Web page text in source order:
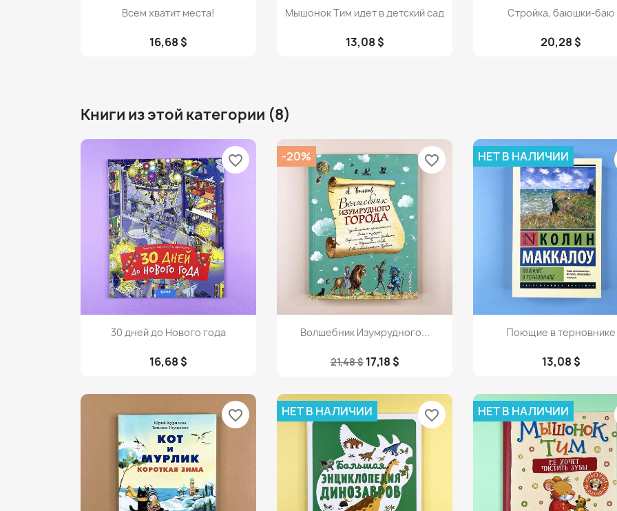
Просмотр
Всем хватит места!
16,68 $
Просмотр
Мышонок Тим идет в детский сад
13,08 $
Просмотр
Стройка, баюшки-баю
20,28 $
Книги из этой категории (8)
Просмотр
30 дней до Нового года
16,68 $
favorite_border
Просмотр
Волшебник Изумрудного...
21,48 $ 17,18 $
-20% favorite_border
Просмотр
Поющие в терновнике
13,08 $
НЕТ В НАЛИЧИИ
favorite_border НЕТ В НАЛИЧИИ favorite_border НЕТ В НАЛИЧИИ